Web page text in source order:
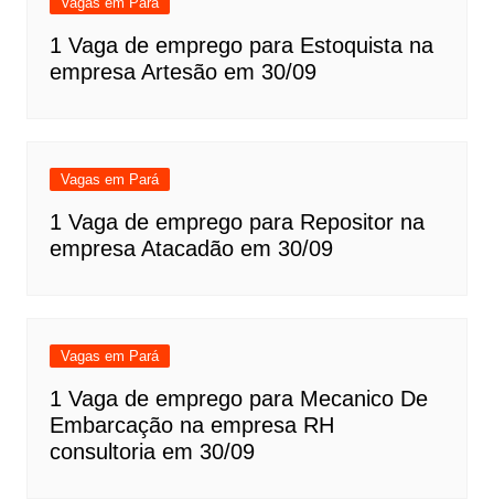
1 Vaga de emprego para Estoquista na
empresa Artesão em 30/09
Vagas em Pará
1 Vaga de emprego para Repositor na
empresa Atacadão em 30/09
Vagas em Pará
1 Vaga de emprego para Mecanico De
Embarcação na empresa RH
consultoria em 30/09